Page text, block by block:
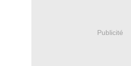
Publicité